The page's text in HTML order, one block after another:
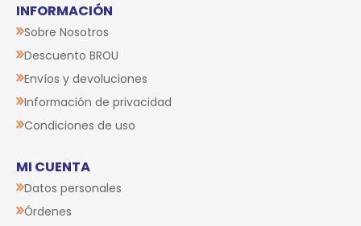
INFORMACIÓN
Sobre Nosotros
Descuento BROU
Envíos y devoluciones
Información de privacidad
Condiciones de uso
MI CUENTA
Datos personales
Órdenes